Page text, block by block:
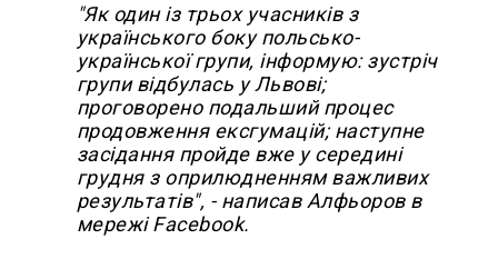
"Як один із трьох учасників з
українського боку польсько-
української групи, інформую: зустріч
групи відбулась у Львові;
проговорено подальший процес
продовження ексгумацій; наступне
засідання пройде вже у середині
грудня з оприлюдненням важливих
результатів", - написав Алфьоров в
мережі Facebook.